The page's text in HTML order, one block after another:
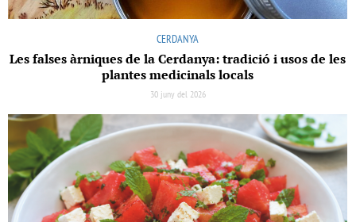
CERDANYA
Les falses àrniques de la Cerdanya: tradició i usos de les
plantes medicinals locals
30 juny del 2026